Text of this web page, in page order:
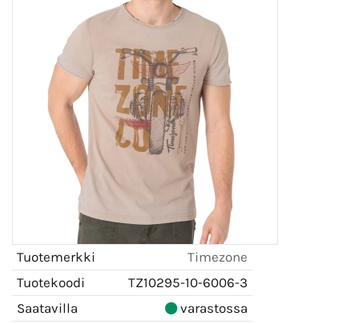
Tuotemerkki
Timezone
Tuotekoodi
TZ10295-10-6006-3
Saatavilla
varastossa